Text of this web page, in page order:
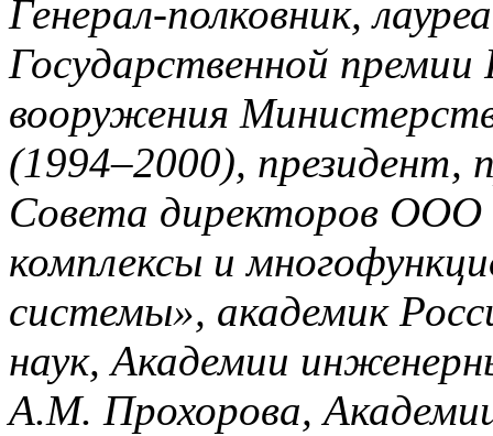
Генерал-полковник,
Государственной
вооружения
(1994–2000), президент,
Совета директоров
комплексы и
системы», академик
наук, Академии
А.М. Прохорова,